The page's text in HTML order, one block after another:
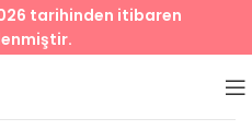
tarihinden itibaren